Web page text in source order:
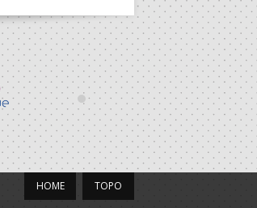
TOPO
HOME